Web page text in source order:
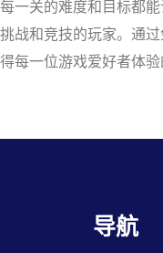
一关的难度和目标都
战和竞技的玩家。通
每一位游戏爱好者体验
导航